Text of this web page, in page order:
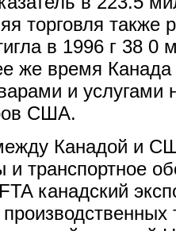
торговля также
в 1996 г 38 0
же время
и услугами
США.
Канадой и
транспортное
канадский